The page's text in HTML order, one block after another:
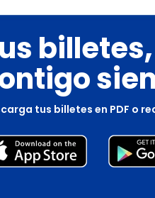
billetes,
tus billetes en PDF o